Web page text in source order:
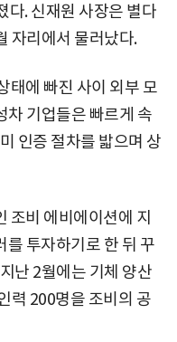
다. 신재원 사장은 별다
자리에서 물러났다.
태에 빠진 사이 외부 모
차 기업들은 빠르게 속
인증 절차를 밟으며 상
조비 에비에이션에 지
투자하기로 한 뒤 꾸
난 2월에는 기체 양산
력 200명을 조비의 공